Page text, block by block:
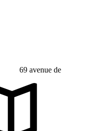
69 avenue de